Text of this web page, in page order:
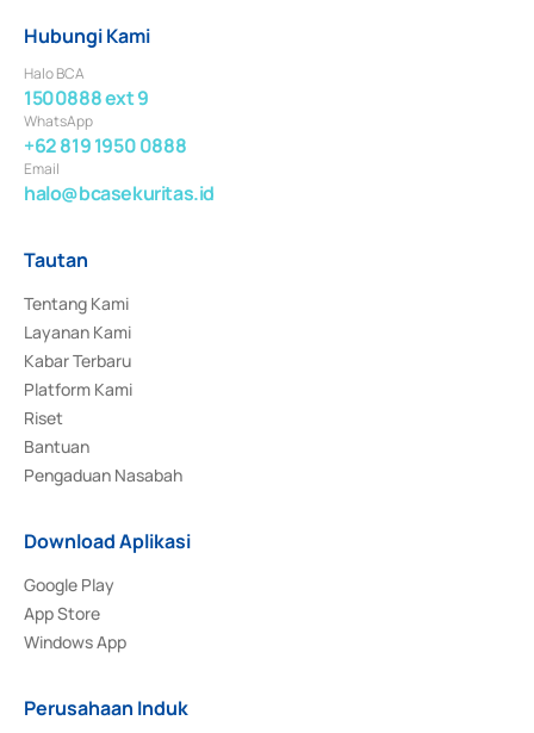
Hubungi Kami
Halo BCA
1500888 ext 9
WhatsApp
+62 819 1950 0888
Email
halo@bcasekuritas.id
Tautan
Tentang Kami
Layanan Kami
Kabar Terbaru
Platform Kami
Riset
Bantuan
Pengaduan Nasabah
Download Aplikasi
Google Play
App Store
Windows App
Perusahaan Induk